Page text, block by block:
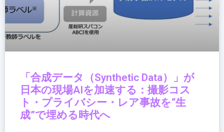
ト
「合成データ（Synthetic Data）」が
日本の現場AIを加速する：撮影コス
ト・プライバシー・レア事故を“生
成”で埋める時代へ